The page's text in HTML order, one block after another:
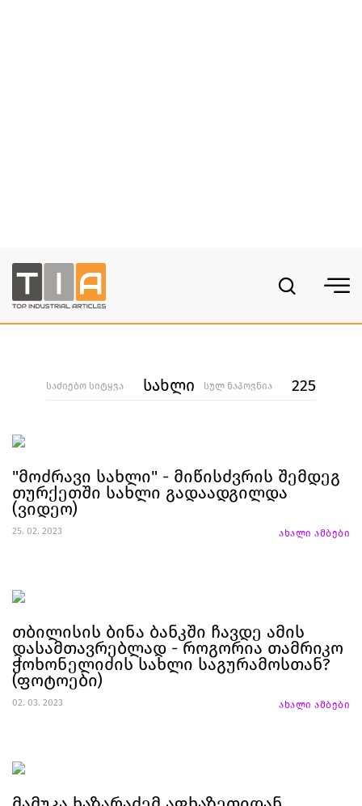
საძიებო სიტყვა სახლი სულ ნაპოვნია 225
"მოძრავი სახლი" - მიწისძვრის შემდეგ
თურქეთში სახლი გადაადგილდა
(ვიდეო)
25. 02. 2023 ახალი ამბები
თბილისის ბინა ბანკში ჩავდე ამის
დასამთავრებლად - როგორია თამრიკო
ჭოხონელიძის სახლი საგურამოსთან?
(ფოტოები)
02. 03. 2023 ახალი ამბები